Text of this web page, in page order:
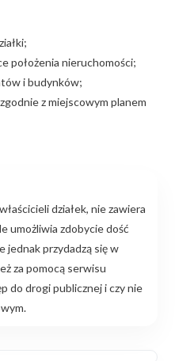
położenia nieruchomości;
i budynków;
z miejscowym planem
działek, nie zawiera
umożliwia zdobycie dość
przydadzą się w
za pomocą serwisu
do drogi publicznej i czy nie